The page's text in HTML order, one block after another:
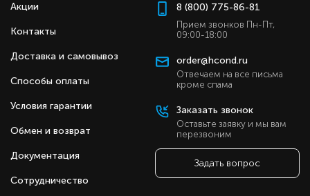
Акции
Контакты
Доставка и самовывоз
Способы оплаты
Условия гарантии
Обмен и возврат
Документация
Сотрудничество
8 (800) 775-86-81
Прием звонков Пн-Пт,
09:00-18:00
order@hcond.ru
Отвечаем на все письма
кроме спама
Заказать звонок
Оставьте заявку и мы вам
перезвоним
Задать вопрос